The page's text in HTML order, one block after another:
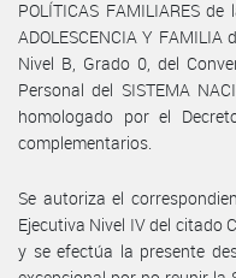
POLÍTICAS FAMILIARES de
ADOLESCENCIA Y FAMILIA
Nivel B, Grado 0, del
Personal del SISTEMA
homologado por el
complementarios.
Se autoriza el
Ejecutiva Nivel IV del citado
y se efectúa la presente